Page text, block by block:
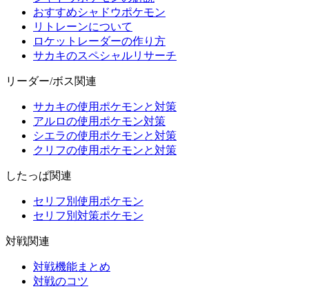
おすすめシャドウポケモン
リトレーンについて
ロケットレーダーの作り方
サカキのスペシャルリサーチ
リーダー/ボス関連
サカキの使用ポケモンと対策
アルロの使用ポケモン対策
シエラの使用ポケモンと対策
クリフの使用ポケモンと対策
したっぱ関連
セリフ別使用ポケモン
セリフ別対策ポケモン
対戦関連
対戦機能まとめ
対戦のコツ